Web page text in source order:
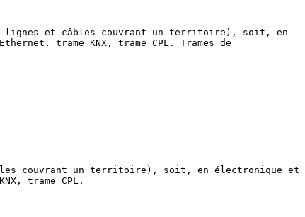
lignes et câbles couvrant un territoire), soit, en
trame KNX, trame CPL. Trames de
couvrant un territoire), soit, en électronique et
trame CPL.